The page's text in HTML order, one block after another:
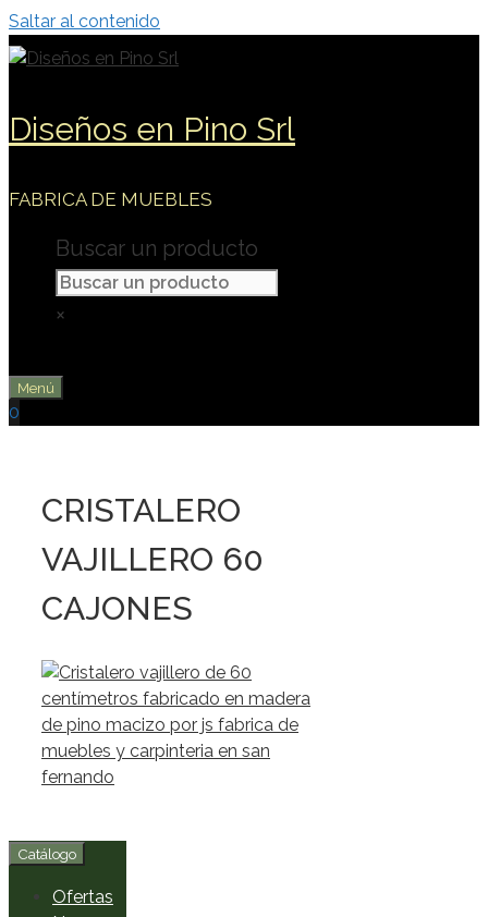
Saltar al contenido
Diseños en Pino Srl
FABRICA DE MUEBLES
Buscar un producto
×
Menú
0
CRISTALERO
VAJILLERO 60
CAJONES
Catálogo
Ofertas